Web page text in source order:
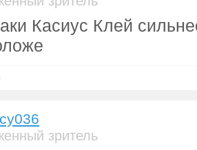
Касиус Клей
зритель